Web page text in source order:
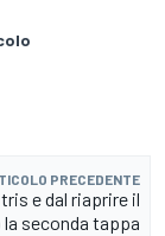
PRECEDENTE
e dal riaprire il
seconda tappa